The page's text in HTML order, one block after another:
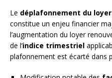
Le déplafonnement du loyer
constitue un enjeu financier
l’augmentation du loyer
de l’indice trimestriel
plafonnement est écarté dans